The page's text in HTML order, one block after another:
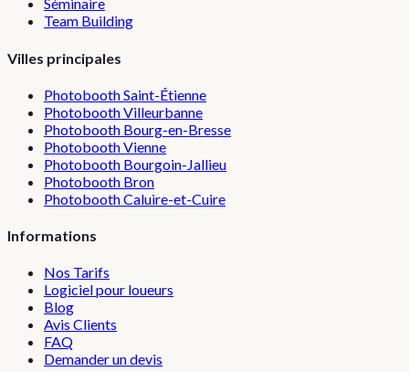
Séminaire
Team Building
Villes principales
PhotoboothSaint-Étienne
PhotoboothVilleurbanne
Photobooth Bourg-en-Bresse
PhotoboothVienne
Photobooth Bourgoin-Jallieu
Photobooth Bron
PhotoboothCaluire-et-Cuire
Informations
Nos Tarifs
Logiciel pour loueurs
Blog
Avis Clients
FAQ
Demander un devis